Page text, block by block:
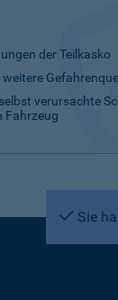
der Teilkasko
verursachte
Fahrzeug
Sie